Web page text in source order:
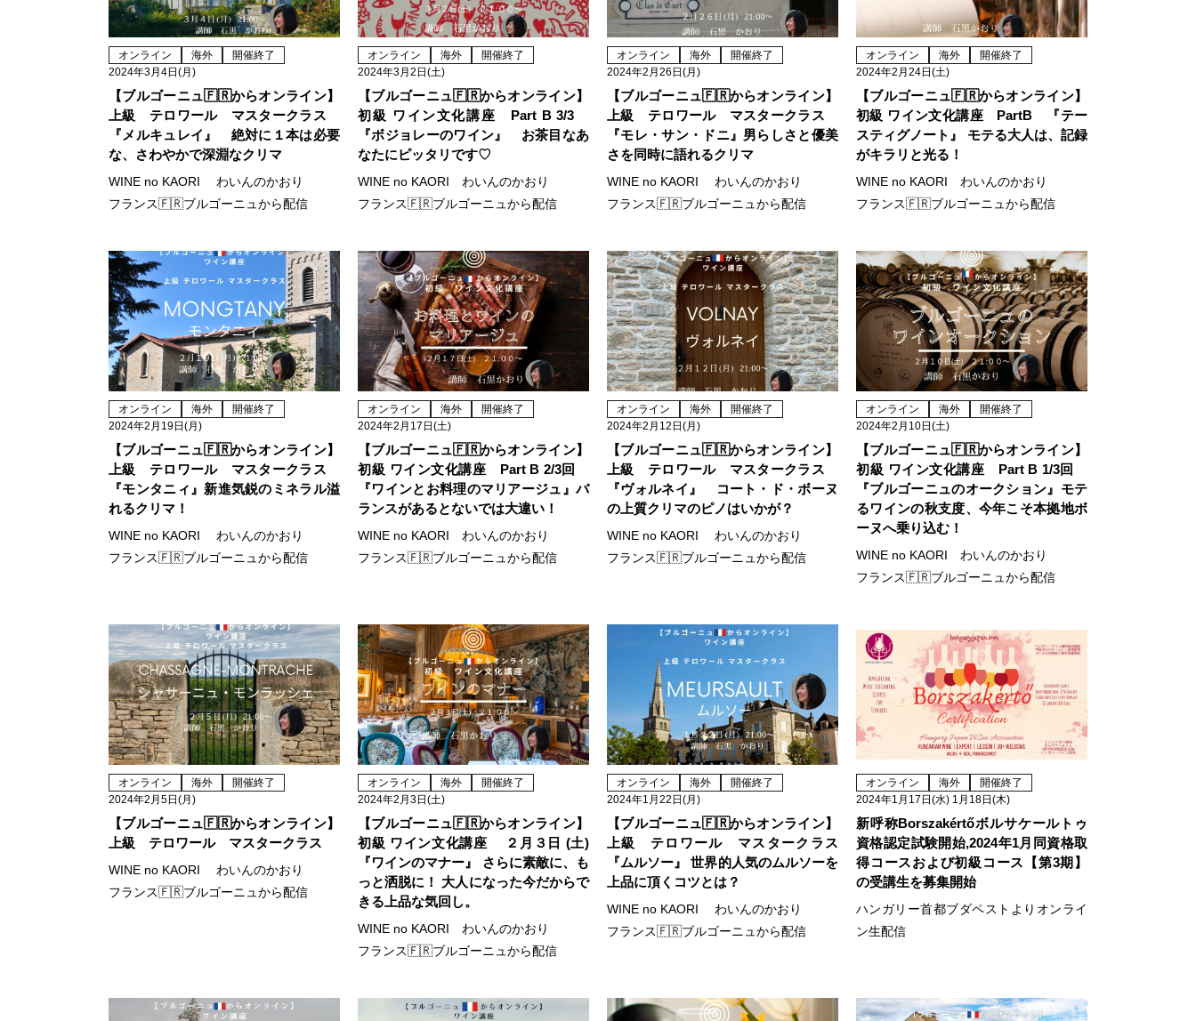
オンライン 海外
開催終了
2024年3月4日(月)
【ブルゴーニュ🇫🇷からオンライン】
上級 テロワール マスタークラス
『メルキュレイ』 絶対に１本は必要
な、さわやかで深淵なクリマ
WINE no KAORI わいんのかおり
フランス🇫🇷ブルゴーニュから配信
オンライン 海外
開催終了
2024年3月2日(土)
【ブルゴーニュ🇫🇷からオンライン】
初級 ワイン文化講座 Part B 3/3
『ボジョレーのワイン』 お茶目なあ
なたにピッタリです♡
WINE no KAORI わいんのかおり
フランス🇫🇷ブルゴーニュから配信
オンライン 海外
開催終了
2024年2月26日(月)
【ブルゴーニュ🇫🇷からオンライン】
上級 テロワール マスタークラス
『モレ・サン・ドニ』男らしさと優美
さを同時に語れるクリマ
WINE no KAORI わいんのかおり
フランス🇫🇷ブルゴーニュから配信
オンライン 海外
開催終了
2024年2月24日(土)
【ブルゴーニュ🇫🇷からオンライン】
初級 ワイン文化講座 PartB 『テー
スティグノート』 モテる大人は、記録
がキラリと光る！
WINE no KAORI わいんのかおり
フランス🇫🇷ブルゴーニュから配信
オンライン 海外
開催終了
2024年2月19日(月)
【ブルゴーニュ🇫🇷からオンライン】
上級 テロワール マスタークラス
『モンタニィ』新進気鋭のミネラル溢
れるクリマ！
WINE no KAORI わいんのかおり
フランス🇫🇷ブルゴーニュから配信
オンライン 海外
開催終了
2024年2月17日(土)
【ブルゴーニュ🇫🇷からオンライン】
初級 ワイン文化講座 Part B 2/3回
『ワインとお料理のマリアージュ』バ
ランスがあるとないでは大違い！
WINE no KAORI わいんのかおり
フランス🇫🇷ブルゴーニュから配信
オンライン 海外
開催終了
2024年2月12日(月)
【ブルゴーニュ🇫🇷からオンライン】
上級 テロワール マスタークラス
『ヴォルネイ』 コート・ド・ボーヌ
の上質クリマのピノはいかが？
WINE no KAORI わいんのかおり
フランス🇫🇷ブルゴーニュから配信
オンライン 海外
開催終了
2024年2月10日(土)
【ブルゴーニュ🇫🇷からオンライン】
初級 ワイン文化講座 Part B 1/3回
『ブルゴーニュのオークション』モテ
るワインの秋支度、今年こそ本拠地ボ
ーヌへ乗り込む！
WINE no KAORI わいんのかおり
フランス🇫🇷ブルゴーニュから配信
オンライン 海外
開催終了
2024年2月5日(月)
【ブルゴーニュ🇫🇷からオンライン】
上級 テロワール マスタークラス
WINE no KAORI わいんのかおり
フランス🇫🇷ブルゴーニュから配信
オンライン 海外
開催終了
2024年2月3日(土)
【ブルゴーニュ🇫🇷からオンライン】
初級 ワイン文化講座 ２月３日 (土)
『ワインのマナー』 さらに素敵に、も
っと洒脱に！ 大人になった今だからで
きる上品な気回し。
WINE no KAORI わいんのかおり
フランス🇫🇷ブルゴーニュから配信
オンライン 海外
開催終了
2024年1月22日(月)
【ブルゴーニュ🇫🇷からオンライン】
上級 テロワール マスタークラス
『ムルソー』 世界的人気のムルソーを
上品に頂くコツとは？
WINE no KAORI わいんのかおり
フランス🇫🇷ブルゴーニュから配信
オンライン 海外
開催終了
2024年1月17日(水) 1月18日(木)
新呼称Borszakértőボルサケールトゥ
資格認定試験開始,2024年1月同資格取
得コースおよび初級コース【第3期】
の受講生を募集開始
ハンガリー首都ブダペストよりオンライ
ン生配信